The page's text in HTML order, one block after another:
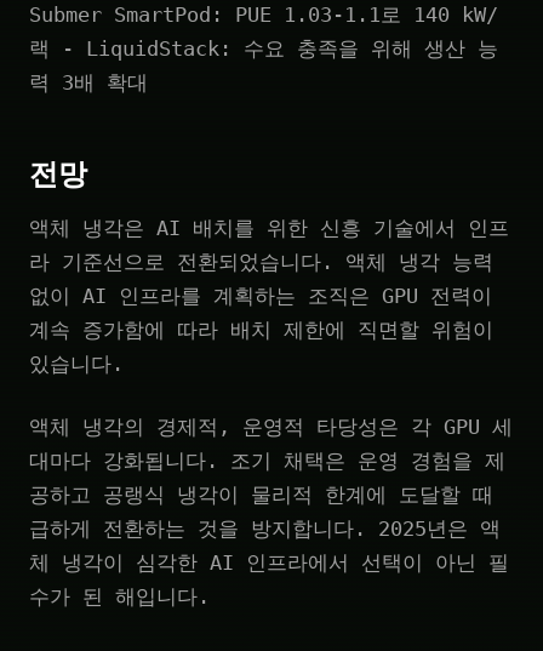
Submer SmartPod: PUE 1.03-1.1로 140 kW/
랙 - LiquidStack: 수요 충족을 위해 생산 능
력 3배 확대
전망
액체 냉각은 AI 배치를 위한 신흥 기술에서 인프
라 기준선으로 전환되었습니다. 액체 냉각 능력
없이 AI 인프라를 계획하는 조직은 GPU 전력이
계속 증가함에 따라 배치 제한에 직면할 위험이
있습니다.
액체 냉각의 경제적, 운영적 타당성은 각 GPU 세
대마다 강화됩니다. 조기 채택은 운영 경험을 제
공하고 공랭식 냉각이 물리적 한계에 도달할 때
급하게 전환하는 것을 방지합니다. 2025년은 액
체 냉각이 심각한 AI 인프라에서 선택이 아닌 필
수가 된 해입니다.